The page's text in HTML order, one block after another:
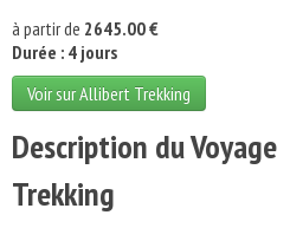
à partir de 2645.00 €
Durée : 4 jours
Voir sur Allibert Trekking
Description du Voyage
Trekking